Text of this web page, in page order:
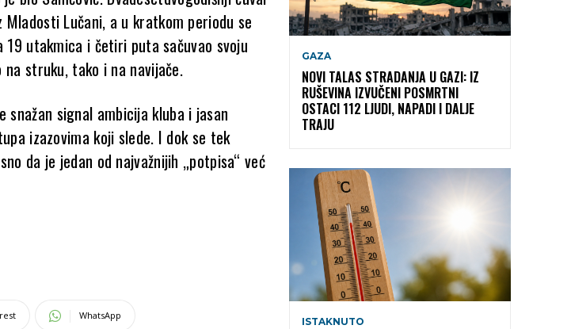
Lučani, a u kratkom periodu se
utakmica i četiri puta sačuvao svoju
struku, tako i na navijače.
snažan signal ambicija kluba i jasan
izazovima koji slede. I dok se tek
da je jedan od najvažnijih „potpisa“ već
WhatsApp
GAZA
NOVI TALAS STRADANJA U GAZI: IZ
RUŠEVINA IZVUČENI POSMRTNI
OSTACI 112 LJUDI, NAPADI I DALJE
TRAJU
ISTAKNUTO